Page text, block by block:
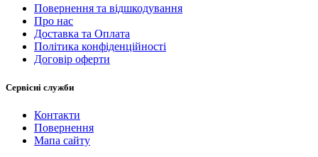
Повернення та відшкодування
Про нас
Доставка та Оплата
Політика конфіденційності
Договір оферти
Сервісні служби
Контакти
Повернення
Мапа сайту